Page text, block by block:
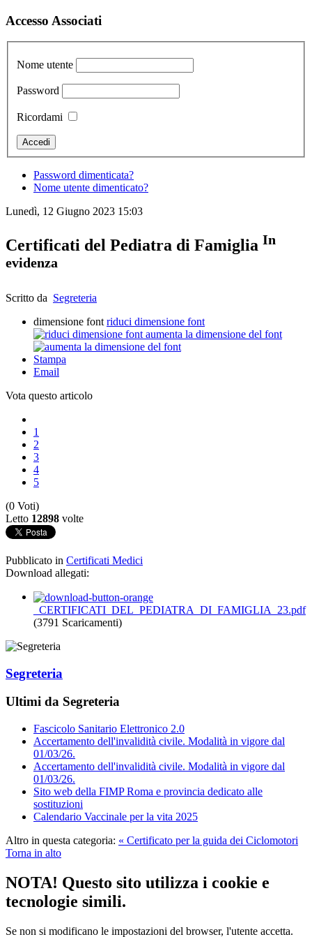
Accesso Associati
Nome utente
Password
Ricordami
Password dimenticata?
Nome utente dimenticato?
Lunedì, 12 Giugno 2023 15:03
Certificati del Pediatra di Famiglia In
evidenza
Scritto da Segreteria
dimensione font riduci dimensione font
aumenta la dimensione del font
Stampa
Email
Vota questo articolo
1
2
3
4
5
(0 Voti)
Letto 12898 volte
Pubblicato in Certificati Medici
Download allegati:
_CERTIFICATI_DEL_PEDIATRA_DI_FAMIGLIA_23.pdf
(3791 Scaricamenti)
Segreteria
Ultimi da Segreteria
Fascicolo Sanitario Elettronico 2.0
Accertamento dell'invalidità civile. Modalità in vigore dal
01/03/26.
Accertamento dell'invalidità civile. Modalità in vigore dal
01/03/26.
Sito web della FIMP Roma e provincia dedicato alle
sostituzioni
Calendario Vaccinale per la vita 2025
Altro in questa categoria: « Certificato per la guida dei Ciclomotori
Torna in alto
NOTA! Questo sito utilizza i cookie e
tecnologie simili.
Se non si modificano le impostazioni del browser, l'utente accetta.